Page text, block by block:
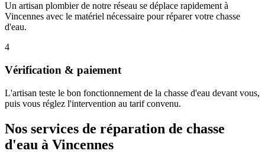
Un artisan plombier de notre réseau se déplace rapidement à
Vincennes avec le matériel nécessaire pour réparer votre chasse
d'eau.
4
Vérification & paiement
L'artisan teste le bon fonctionnement de la chasse d'eau devant vous,
puis vous réglez l'intervention au tarif convenu.
Nos services de réparation de chasse
d'eau à Vincennes